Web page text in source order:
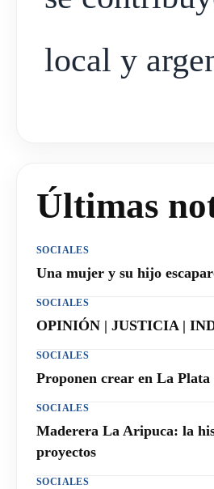
local y
Últimas
SOCIALES
Una mujer y su hijo
SOCIALES
OPINIÓN | JUSTICIA |
SOCIALES
Proponen crear en La
SOCIALES
Maderera La Aripuca: la
proyectos
SOCIALES